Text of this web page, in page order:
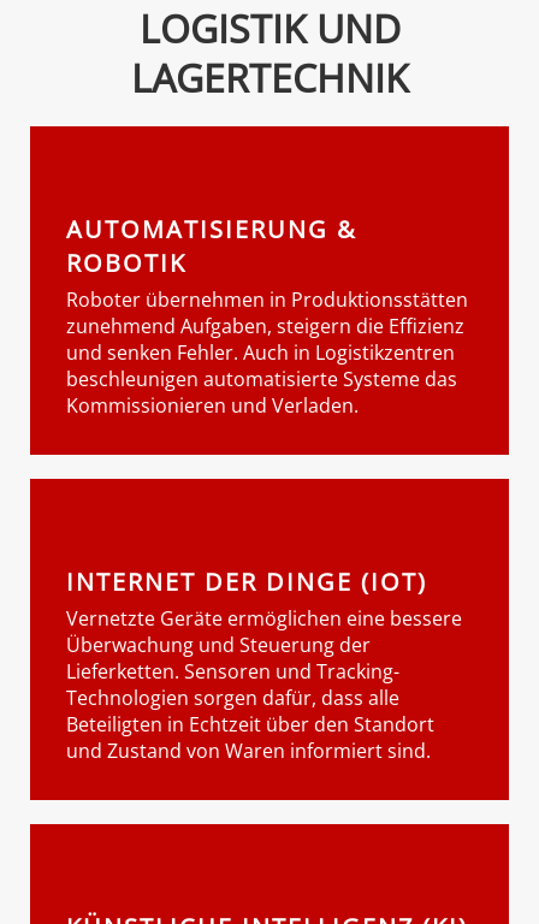
LOGISTIK UND
LAGERTECHNIK
AUTOMATISIERUNG &
ROBOTIK
Roboter übernehmen in Produktionsstätten
zunehmend Aufgaben, steigern die Effizienz
und senken Fehler. Auch in Logistikzentren
beschleunigen automatisierte Systeme das
Kommissionieren und Verladen.
INTERNET DER DINGE (IOT)
Vernetzte Geräte ermöglichen eine bessere
Überwachung und Steuerung der
Lieferketten. Sensoren und Tracking-
Technologien sorgen dafür, dass alle
Beteiligten in Echtzeit über den Standort
und Zustand von Waren informiert sind.